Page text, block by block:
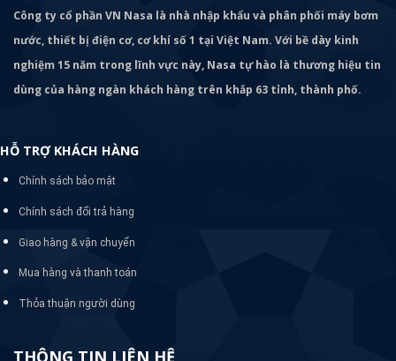
Công ty cổ phần VN Nasa là nhà nhập khẩu và phân phối máy bơm
nước, thiết bị điện cơ, cơ khí số 1 tại Việt Nam. Với bề dày kinh
nghiệm 15 năm trong lĩnh vực này, Nasa tự hào là thương hiệu tin
dùng của hàng ngàn khách hàng trên khắp 63 tỉnh, thành phố.
HỖ TRỢ KHÁCH HÀNG
Chính sách bảo mật
Chính sách đổi trả hàng
Giao hàng & vận chuyển
Mua hàng và thanh toán
Thỏa thuận người dùng